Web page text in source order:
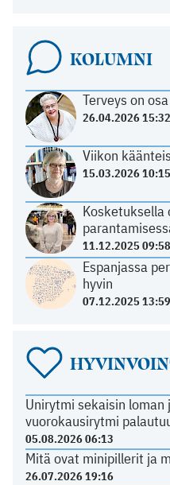
KOLUMNI
Terveys on
26.04.2026 15:32
Viikon
15.03.2026 10:15
Kosketuksella
11.12.2025 09:58
Espanjassa
hyvin
07.12.2025 13:59
Unirytmi sekaisin loman
vuorokausirytmi
05.08.2026 06:13
Mitä ovat minipillerit ja
26.07.2026 19:16